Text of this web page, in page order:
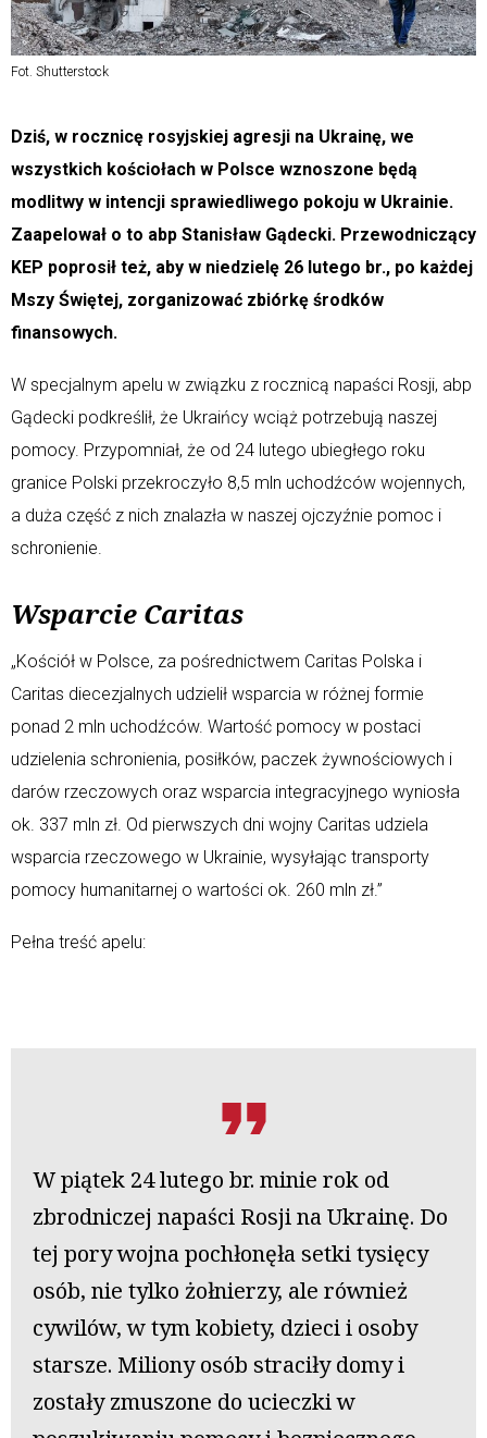
Fot. Shutterstock
Dziś, w rocznicę rosyjskiej agresji na Ukrainę, we
wszystkich kościołach w Polsce wznoszone będą
modlitwy w intencji sprawiedliwego pokoju w Ukrainie.
Zaapelował o to abp Stanisław Gądecki. Przewodniczący
KEP poprosił też, aby w niedzielę 26 lutego br., po każdej
Mszy Świętej, zorganizować zbiórkę środków
finansowych.
W specjalnym apelu w związku z rocznicą napaści Rosji, abp
Gądecki podkreślił, że Ukraińcy wciąż potrzebują naszej
pomocy. Przypomniał, że od 24 lutego ubiegłego roku
granice Polski przekroczyło 8,5 mln uchodźców wojennych,
a duża część z nich znalazła w naszej ojczyźnie pomoc i
schronienie.
Wsparcie Caritas
„Kościół w Polsce, za pośrednictwem Caritas Polska i
Caritas diecezjalnych udzielił wsparcia w różnej formie
ponad 2 mln uchodźców. Wartość pomocy w postaci
udzielenia schronienia, posiłków, paczek żywnościowych i
darów rzeczowych oraz wsparcia integracyjnego wyniosła
ok. 337 mln zł. Od pierwszych dni wojny Caritas udziela
wsparcia rzeczowego w Ukrainie, wysyłając transporty
pomocy humanitarnej o wartości ok. 260 mln zł.”
Pełna treść apelu:
W piątek 24 lutego br. minie rok od
zbrodniczej napaści Rosji na Ukrainę. Do
tej pory wojna pochłonęła setki tysięcy
osób, nie tylko żołnierzy, ale również
cywilów, w tym kobiety, dzieci i osoby
starsze. Miliony osób straciły domy i
zostały zmuszone do ucieczki w